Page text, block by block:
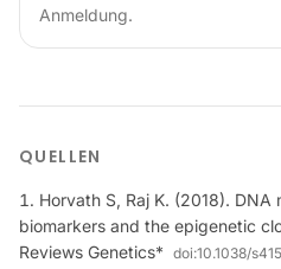
Anmeldung.
QUELLEN
Horvath S, Raj K. (2018).
biomarkers and the epigenetic
Reviews Genetics* doi:10.1038/